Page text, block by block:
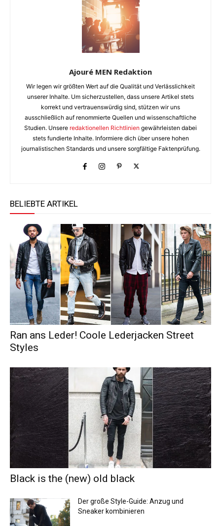
Ajouré MEN Redaktion
Wir legen wir größten Wert auf die Qualität und Verlässlichkeit
unserer Inhalte. Um sicherzustellen, dass unsere Artikel stets
korrekt und vertrauenswürdig sind, stützen wir uns
ausschließlich auf renommierte Quellen und wissenschaftliche
Studien. Unsere redaktionellen Richtlinien gewährleisten dabei
stets fundierte Inhalte. Informiere dich über unsere hohen
journalistischen Standards und unsere sorgfältige Faktenprüfung.
BELIEBTE ARTIKEL
Ran ans Leder! Coole Lederjacken Street
Styles
Black is the (new) old black
Der große Style-Guide: Anzug und
Sneaker kombinieren